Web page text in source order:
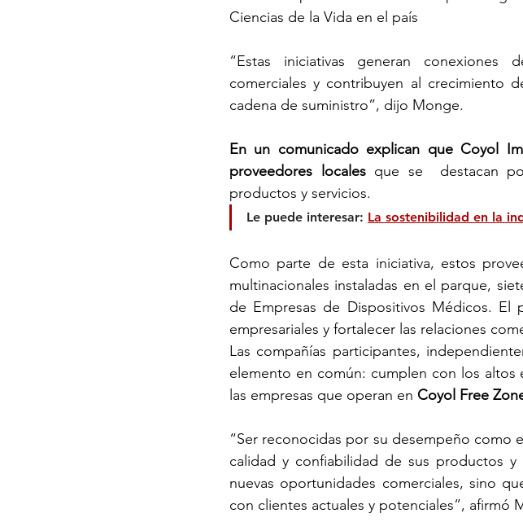
Ciencias de la Vida en el país
“Estas iniciativas generan conexiones
comerciales y contribuyen al crecimiento
cadena de suministro”, dijo Monge.
En un comunicado explican que Coyol
proveedores locales que se  destacan
productos y servicios.
Le puede interesar: La sostenibilidad en la
Como parte de esta iniciativa, estos
multinacionales instaladas en el parque,
de Empresas de Dispositivos Médicos. El
empresariales y fortalecer las relaciones
Las compañías participantes,
elemento en común: cumplen con los altos
las empresas que operan en Coyol Free
“Ser reconocidas por su desempeño como
calidad y confiabilidad de sus productos
nuevas oportunidades comerciales, sino
con clientes actuales y potenciales”, afirmó